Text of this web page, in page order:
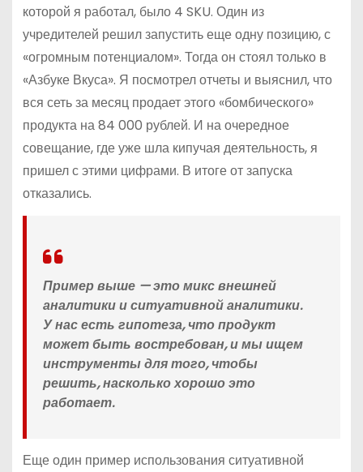
которой я работал, было 4 SKU. Один из
учредителей решил запустить еще одну позицию, с
«огромным потенциалом». Тогда он стоял только в
«Азбуке Вкуса». Я посмотрел отчеты и выяснил, что
вся сеть за месяц продает этого «бомбического»
продукта на 84 000 рублей. И на очередное
совещание, где уже шла кипучая деятельность, я
пришел с этими цифрами. В итоге от запуска
отказались.
Пример выше — это микс внешней
аналитики и ситуативной аналитики.
У нас есть гипотеза, что продукт
может быть востребован, и мы ищем
инструменты для того, чтобы
решить, насколько хорошо это
работает.
Еще один пример использования ситуативной